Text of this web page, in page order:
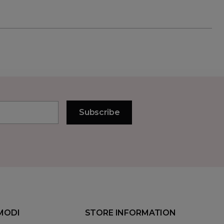
STORE INFORMATION